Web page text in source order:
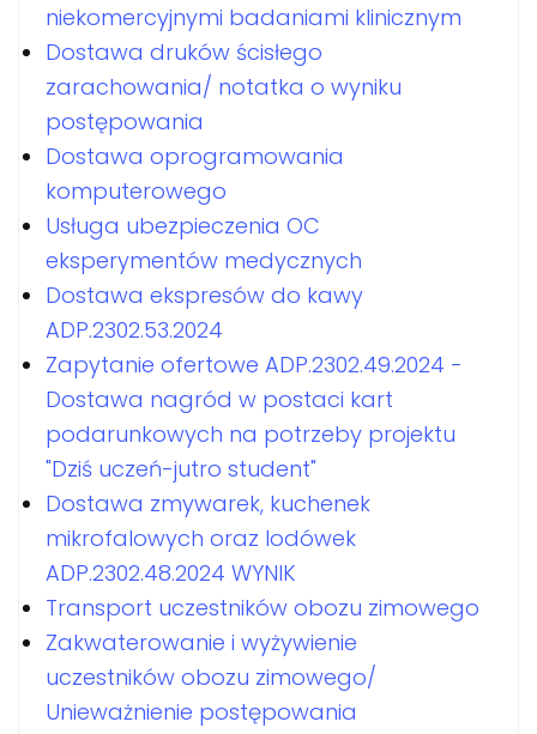
niekomercyjnymi badaniami klinicznym
Dostawa druków ścisłego
zarachowania/ notatka o wyniku
postępowania
Dostawa oprogramowania
komputerowego
Usługa ubezpieczenia OC
eksperymentów medycznych
Dostawa ekspresów do kawy
ADP.2302.53.2024
Zapytanie ofertowe ADP.2302.49.2024 -
Dostawa nagród w postaci kart
podarunkowych na potrzeby projektu
"Dziś uczeń-jutro student"
Dostawa zmywarek, kuchenek
mikrofalowych oraz lodówek
ADP.2302.48.2024 WYNIK
Transport uczestników obozu zimowego
Zakwaterowanie i wyżywienie
uczestników obozu zimowego/
Unieważnienie postępowania